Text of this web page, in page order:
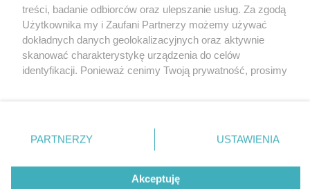
Nie zapomnij
zapoznać się z:
polityką prywatności regulamin korzystania z portali
Twojemiasto
Piekary Śląskie
Chorzów
Tarnowskie Góry
Gliwice
Skontakuj sięz nami
Kontakt
Wydawca
Redakcja
treści, badanie odbiorców oraz ulepszanie usług. Za zgodą
Użytkownika my i Zaufani Partnerzy możemy używać
dokładnych danych geolokalizacyjnych oraz aktywnie
skanować charakterystykę urządzenia do celów
identyfikacji. Ponieważ cenimy Twoją prywatność, prosimy
prywatności znajdujący się w lewym dolnym rogu strony
. Niektóre rodzaje przetwarzania danych nie wymagają
zgody użytkownika, ale masz prawo sprzeciwić się
takiemu przetwarzaniu. Preferencje będą miały
PARTNERZY USTAWIENIA
Akceptuję